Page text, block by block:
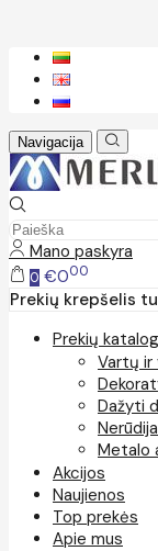
Navigacija
Mano paskyra
0 €000
Prekių krepšelis
Prekių
Vartų ir
Dažyti
Metalo
Akcijos
Naujienos
Top prekės
Apie mus